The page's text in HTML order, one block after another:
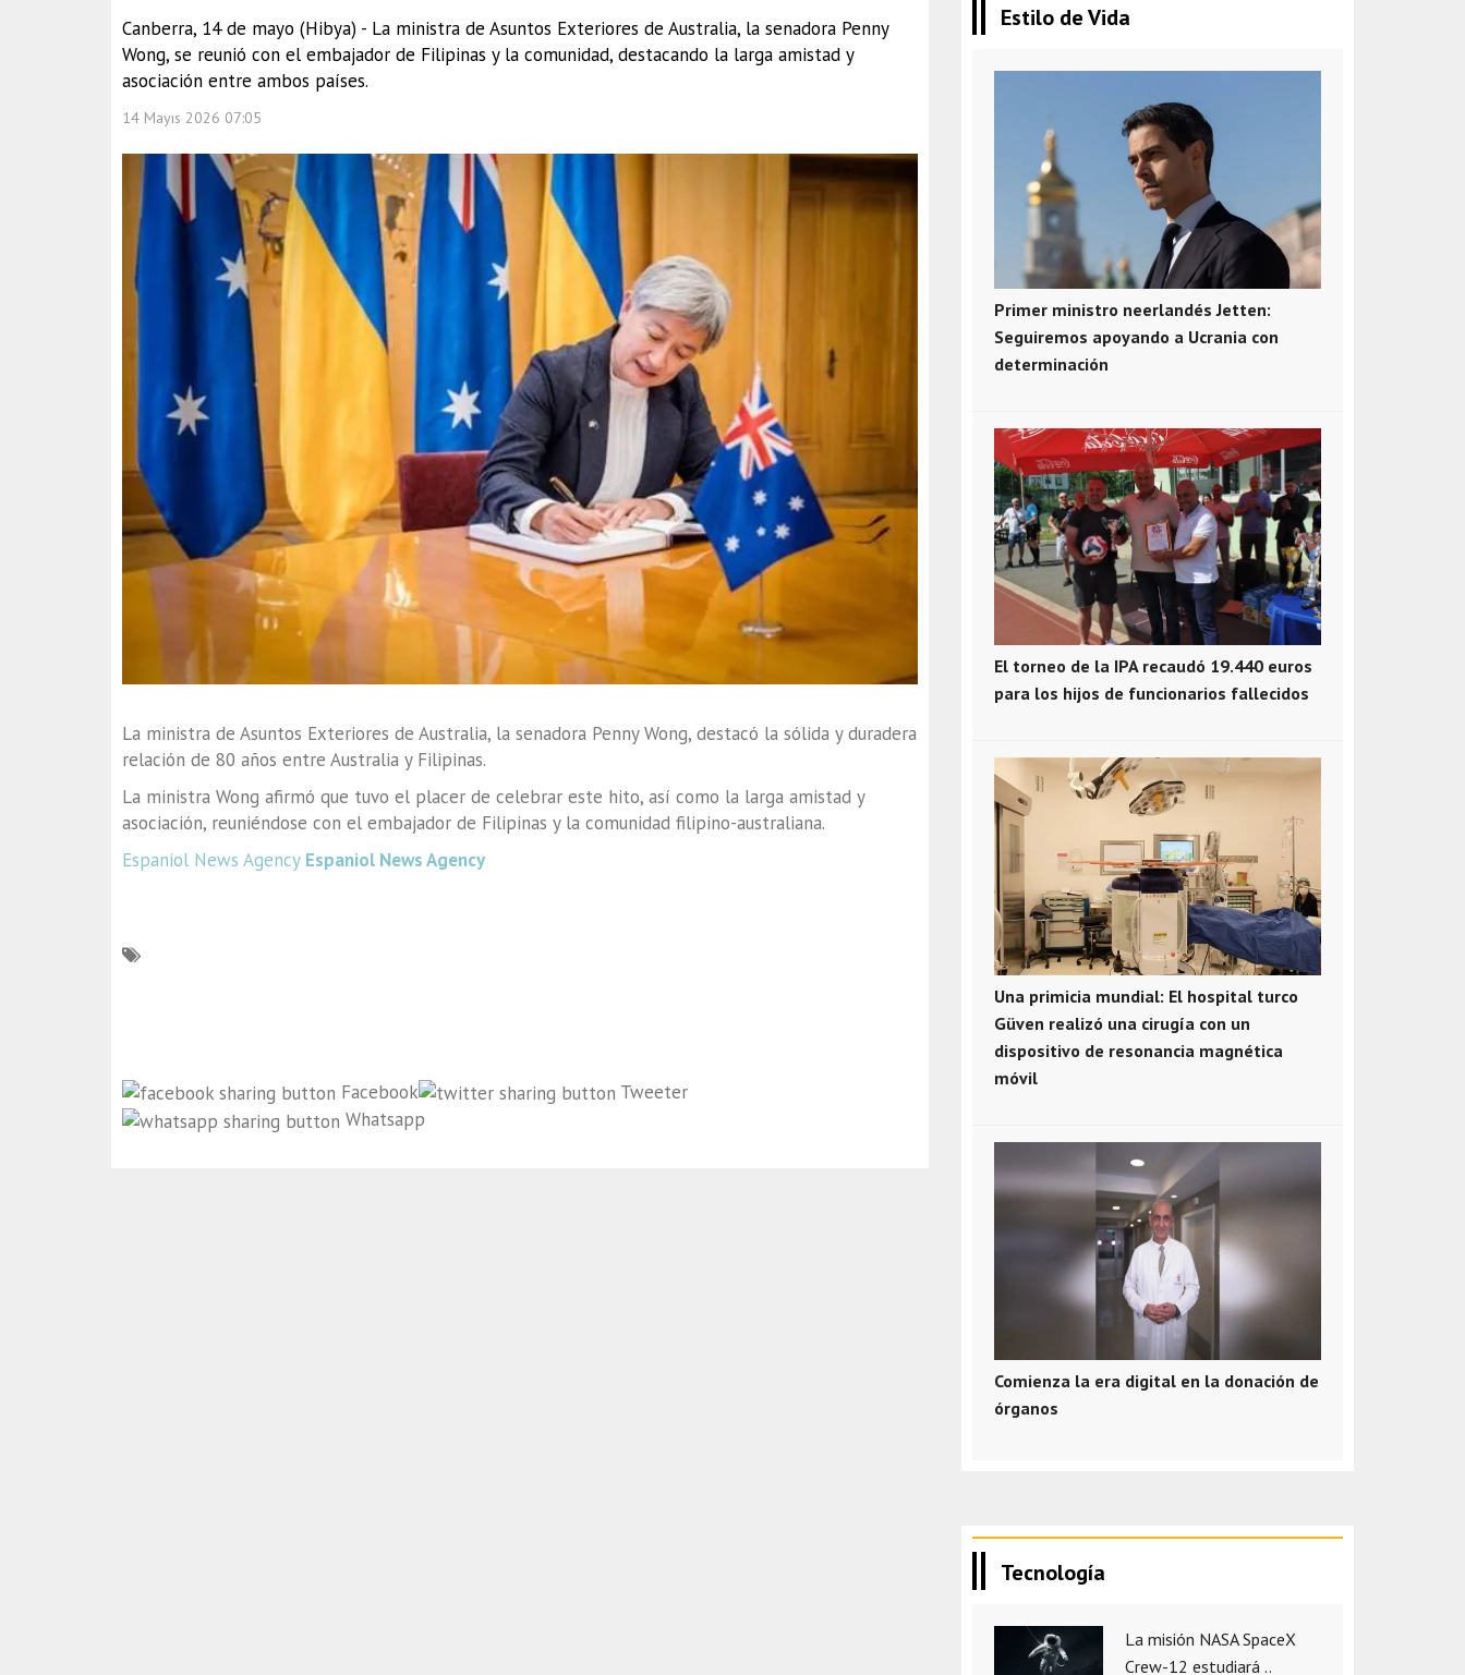
Canberra, 14 de mayo (Hibya) - La ministra de Asuntos Exteriores de Australia, la senadora Penny
Wong, se reunió con el embajador de Filipinas y la comunidad, destacando la larga amistad y
asociación entre ambos países.
14 Mayıs 2026 07:05
La ministra de Asuntos Exteriores de Australia, la senadora Penny Wong, destacó la sólida y duradera
relación de 80 años entre Australia y Filipinas.
La ministra Wong afirmó que tuvo el placer de celebrar este hito, así como la larga amistad y
asociación, reuniéndose con el embajador de Filipinas y la comunidad filipino-australiana.
Espaniol News Agency Espaniol News Agency
Facebook
Tweeter
Whatsapp
Estilo de Vida
Primer ministro neerlandés Jetten:
Seguiremos apoyando a Ucrania con
determinación
El torneo de la IPA recaudó 19.440 euros
para los hijos de funcionarios fallecidos
Una primicia mundial: El hospital turco
Güven realizó una cirugía con un
dispositivo de resonancia magnética
móvil
Comienza la era digital en la donación de
órganos
Tecnología
La misión NASA SpaceX
Crew-12 estudiará ..